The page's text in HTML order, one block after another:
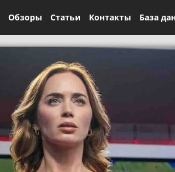
Обзоры Статьи Контакты База